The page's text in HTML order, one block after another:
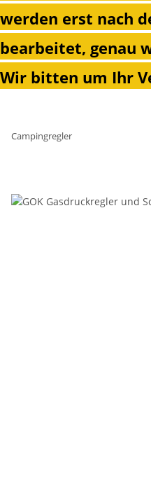
werden erst nach
bearbeitet, genau
Wir bitten um Ihr
Campingregler